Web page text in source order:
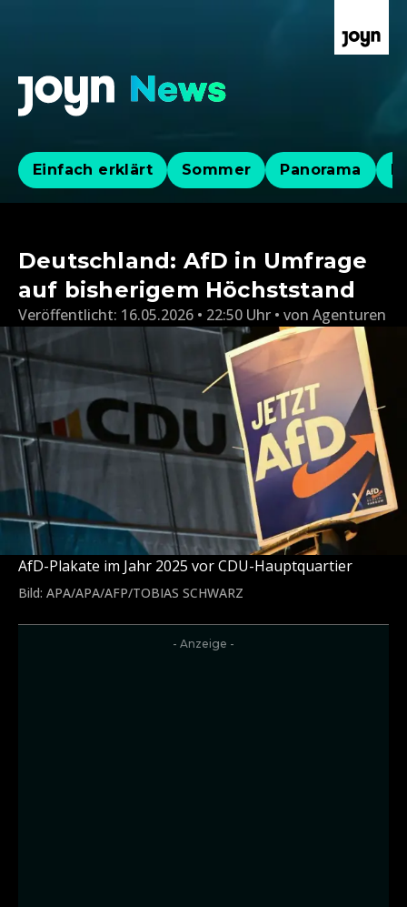
Einfach erklärt Sommer Panorama
Deutschland: AfD in Umfrage
auf bisherigem Höchststand
Veröffentlicht: 16.05.2026 • 22:50 Uhr von Agenturen
AfD-Plakate im Jahr 2025 vor CDU-Hauptquartier
Bild: APA/APA/AFP/TOBIAS SCHWARZ
- Anzeige -